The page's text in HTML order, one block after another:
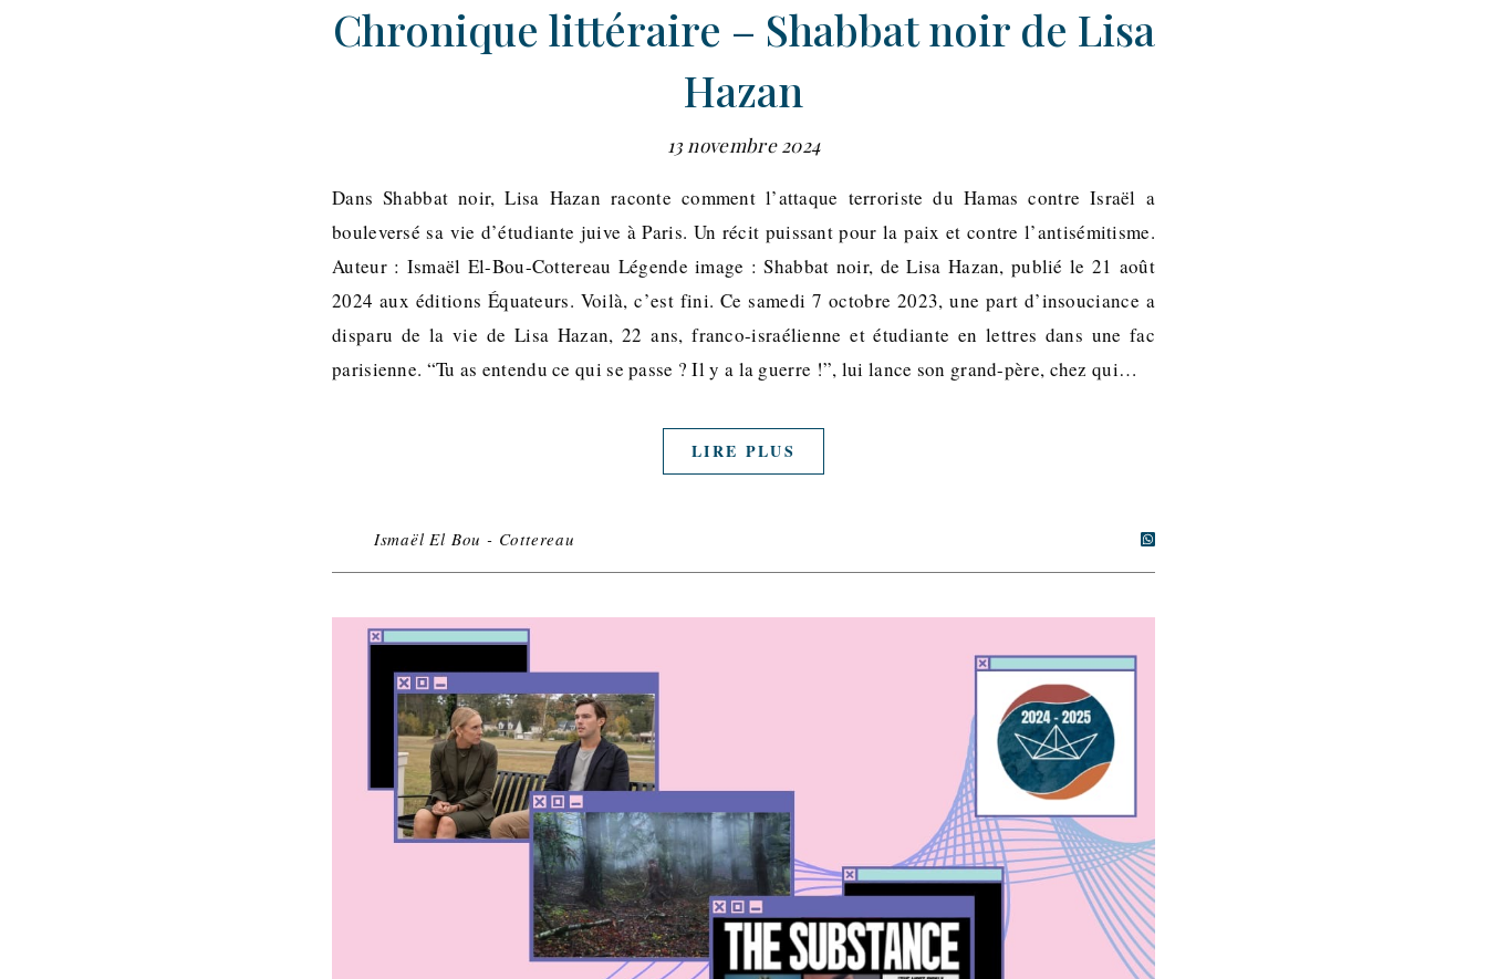
Chronique littéraire – Shabbat noir de Lisa
Hazan
13 novembre 2024
Dans Shabbat noir, Lisa Hazan raconte comment l’attaque terroriste du Hamas contre Israël a
bouleversé sa vie d’étudiante juive à Paris. Un récit puissant pour la paix et contre l’antisémitisme.
Auteur : Ismaël El-Bou-Cottereau Légende image : Shabbat noir, de Lisa Hazan, publié le 21 août
2024 aux éditions Équateurs. Voilà, c’est fini. Ce samedi 7 octobre 2023, une part d’insouciance a
disparu de la vie de Lisa Hazan, 22 ans, franco-israélienne et étudiante en lettres dans une fac
parisienne. “Tu as entendu ce qui se passe ? Il y a la guerre !”, lui lance son grand-père, chez qui…
LIRE PLUS
Ismaël El Bou - Cottereau